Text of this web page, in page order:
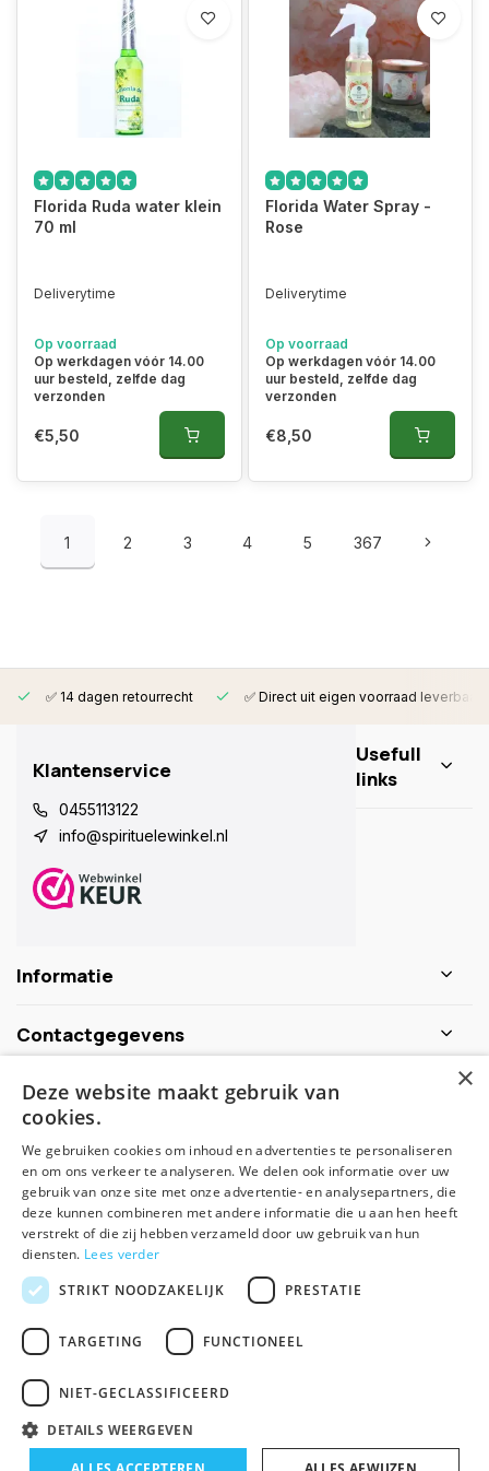
Florida Ruda water klein
70 ml
Deliverytime
Op voorraad
Op werkdagen vóór 14.00
uur besteld, zelfde dag
verzonden
€5,50
Florida Water Spray -
Rose
Deliverytime
Op voorraad
Op werkdagen vóór 14.00
uur besteld, zelfde dag
verzonden
€8,50
1 2 3 4 5 367
✅ 14 dagen retourrecht ✅ Direct uit eigen voorraad leverbaar
Klantenservice
0455113122
info@spirituelewinkel.nl
Usefull
links
Informatie
Contactgegevens
Schijf je nu in voor de nieuwsbrief
Abonneer
Algemene voorwaarden Disclaimer
×
Deze website maakt gebruik van
cookies.
We gebruiken cookies om inhoud en advertenties te personaliseren
en om ons verkeer te analyseren. We delen ook informatie over uw
gebruik van onze site met onze advertentie- en analysepartners, die
deze kunnen combineren met andere informatie die u aan hen heeft
verstrekt of die zij hebben verzameld door uw gebruik van hun
diensten. Lees verder
STRIKT NOODZAKELIJK
PRESTATIE
TARGETING FUNCTIONEEL
NIET-GECLASSIFICEERD
DETAILS WEERGEVEN